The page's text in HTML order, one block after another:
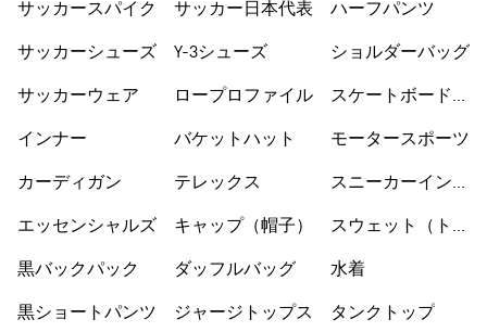
サッカースパイク
サッカーシューズ
サッカーウェア
インナー
カーディガン
エッセンシャルズ
黒バックパック
黒ショートパンツ
サッカー日本代表
Y-3シューズ
ロープロファイル
バケットハット
テレックス
キャップ（帽子）
ダッフルバッグ
ジャージトップス
ハーフパンツ
ショルダーバッグ
スケートボードシ
モータースポーツ
スニーカーインソ
スウェット（トレ
水着
タンクトップ